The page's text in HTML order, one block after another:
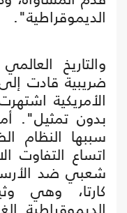
الديموقراطية".
والتاريخ
ضريبية قادت
الأمريكية
بدون تمثيل".
سببها النظام
اتساع التفاوت
شعبي ضد
كارتا، وهي